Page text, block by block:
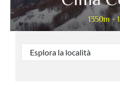
1350m -